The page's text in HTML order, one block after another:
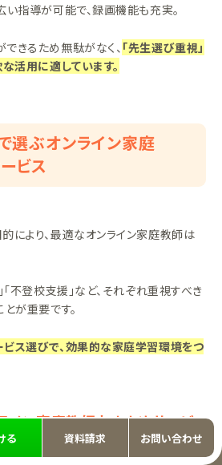
い指導が可能で、録画機能も充実。
きるため無駄がなく、 「先生選び重視」
活用に適しています。
選ぶオンライン家庭
ビス
により、最適なオンライン家庭教師は
「不登校支援」など、それぞれ重視すべき
が重要です。
ス選びで、効果的な家庭学習環境をつ
イン家庭教師おすすめサービ
る 資料請求 お問い合わせ